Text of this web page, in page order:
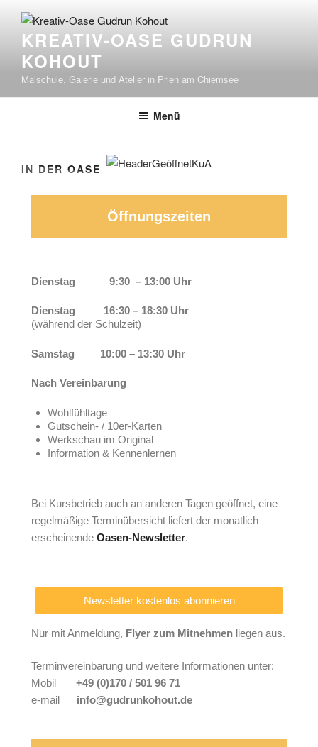
KREATIV-OASE GUDRUN
KOHOUT
Malschule, Galerie und Atelier in Prien am Chiemsee
Menü
IN DER OASE
Öffnungszeiten
Dienstag 9:30 – 13:00 Uhr
Dienstag 16:30 – 18:30 Uhr
(während der Schulzeit)
Samstag 10:00 – 13:30 Uhr
Nach Vereinbarung
Wohlfühltage
Gutschein- / 10er-Karten
Werkschau im Original
Information & Kennenlernen
Bei Kursbetrieb auch an anderen Tagen geöffnet, eine
regelmäßige Terminübersicht liefert der monatlich
erscheinende Oasen-Newsletter.
Newsletter kostenlos abonnieren
Nur mit Anmeldung, Flyer zum Mitnehmen liegen aus.
Terminvereinbarung und weitere Informationen unter:
Mobil +49 (0)170 / 501 96 71
e-mail info@gudrunkohout.de